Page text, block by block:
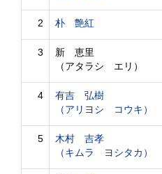
2 朴 艶紅
3
新 恵里
（アタラシ エリ）
4
有吉 弘樹
（アリヨシ コウキ）
5
木村 吉孝
（キムラ ヨシタカ）